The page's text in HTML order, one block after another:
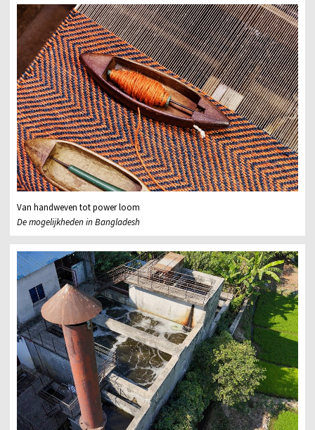
Van handweven tot power loom
De mogelijkheden in Bangladesh